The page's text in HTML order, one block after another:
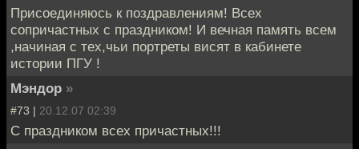
Присоединяюсь к поздравлениям! Всех
сопричастных с праздником! И вечная память всем
,начиная с тех,чьи портреты висят в кабинете
истории ПГУ !
Мэндор »
#73 | 20.12.07 02:39
С праздником всех причастных!!!